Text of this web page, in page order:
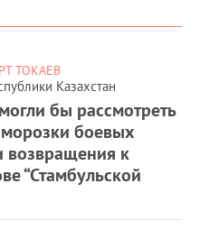
ТОКАЕВ
Казахстан
бы рассмотреть
боевых
возвращения к
“Стамбульской